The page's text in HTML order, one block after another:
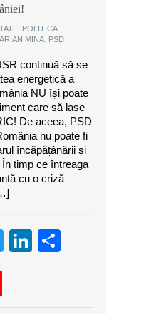
POLITICA
MINA PSD
continuă să se
energetică a
NU își poate
care să lase
De aceea, PSD
nu poate fi
încăpățânării și
timp ce întreaga
cu o criză
TwitterLinkedIn